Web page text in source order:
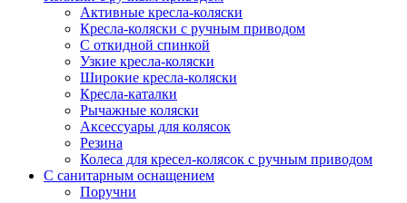
Активные кресла-коляски
Кресла-коляски с ручным приводом
С откидной спинкой
Узкие кресла-коляски
Широкие кресла-коляски
Кресла-каталки
Рычажные коляски
Аксессуары для колясок
Резина
Колеса для кресел-колясок с ручным приводом
С санитарным оснащением
Поручни